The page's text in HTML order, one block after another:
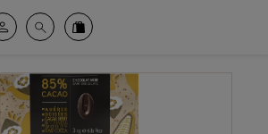
le meilleur du chocolat
Il mio account
Cerca Ordinate i nostri prodotti online